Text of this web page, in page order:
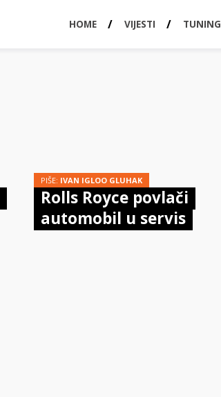
HOME VIJESTI TUNING
PIŠE: IVAN IGLOO GLUHAK
Rolls Royce povlači
automobil u servis